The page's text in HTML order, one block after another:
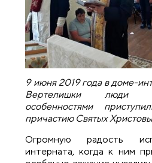
9 июня 2019 года в доме-
Вертелишки люди с
особенностями
причастию Святых
Огромную радость
интерната, когда к ним